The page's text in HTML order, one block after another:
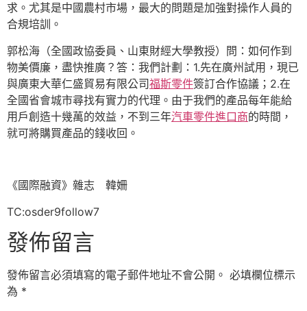
求。尤其是中國農村市場，最大的問題是加強對操作人員的
合規培訓。
郭松海（全國政協委員、山東財經大學教授）問：如何作到
物美價廉，盡快推廣？答：我們計劃：1.先在廣州試用，現已
與廣東大華仁盛貿易有限公司福斯零件簽訂合作協議；2.在
全國省會城市尋找有實力的代理。由于我們的產品每年能給
用戶創造十幾萬的效益，不到三年汽車零件進口商的時間，
就可將購買產品的錢收回。
《國際融資》雜志 韓姍
TC:osder9follow7
發佈留言
發佈留言必須填寫的電子郵件地址不會公開。 必填欄位標示
為 *